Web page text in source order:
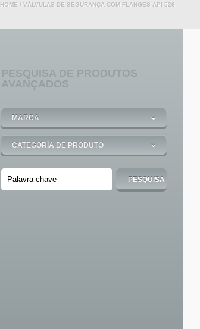
HOME / VÁLVULAS DE SEGURANÇA COM FLANGES API 526
PESQUISA DE PRODUTOS
AVANÇADOS